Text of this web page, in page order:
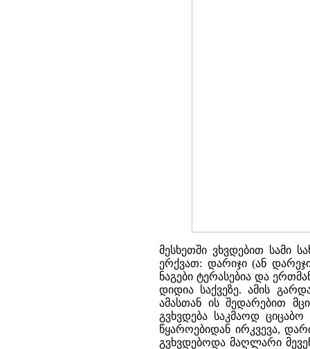
მესხეთში ვხვდებით სამი
ერქვათ: დარიჯი (ან
ნაგები ტერასებია და
დიდია საქვეზე. ამის
ამასთან ის შედარებით
გვხვდება საკმაოდ
წყაროებიდან ირკვევა,
გვხვდებოდა მაღლარი